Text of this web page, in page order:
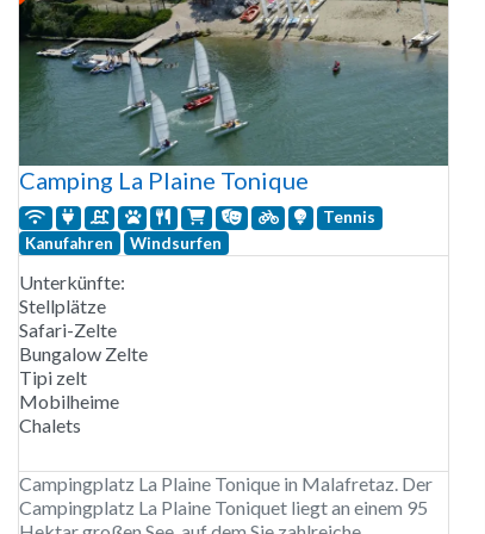
Camping La Plaine Tonique
Tennis
Kanufahren
Windsurfen
Unterkünfte:
Stellplätze
Safari-Zelte
Bungalow Zelte
Tipi zelt
Mobilheime
Chalets
Campingplatz La Plaine Tonique in Malafretaz. Der
Campingplatz La Plaine Toniquet liegt an einem 95